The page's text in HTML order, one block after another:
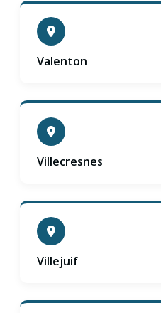
Valenton
Villecresnes
Villejuif